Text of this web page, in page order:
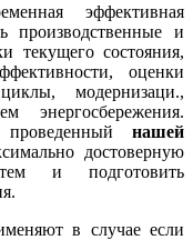
эффективная
производственные и
текущего состояния,
оценки
модернизаци.,
энергосбережения.
проведенный нашей
достоверную
и подготовить
в случае если